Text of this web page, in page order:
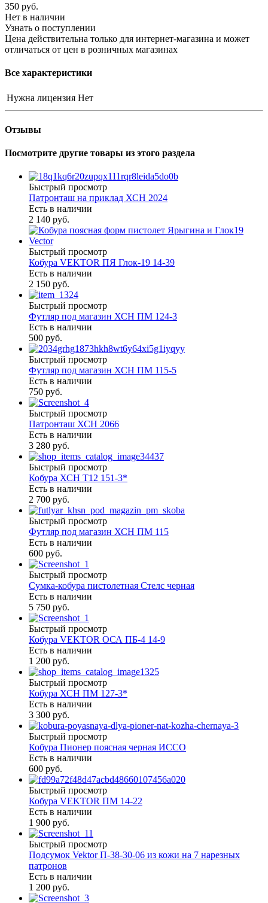
350 руб.
Нет в наличии
Узнать о поступлении
Цена действительна только для интернет-магазина и может
отличаться от цен в розничных магазинах
Все характеристики
Нужна лицензия Нет
Отзывы
Посмотрите другие товары из этого раздела
Быстрый просмотр
Патронташ на приклад ХСН 2024
Есть в наличии
2 140 руб.
Быстрый просмотр
Кобура VEKTOR ПЯ Глок-19 14-39
Есть в наличии
2 150 руб.
Быстрый просмотр
Футляр под магазин ХСН ПМ 124-3
Есть в наличии
500 руб.
Быстрый просмотр
Футляр под магазин ХСН ПМ 115-5
Есть в наличии
750 руб.
Быстрый просмотр
Патронташ ХСН 2066
Есть в наличии
3 280 руб.
Быстрый просмотр
Кобура ХСН Т12 151-3*
Есть в наличии
2 700 руб.
Быстрый просмотр
Футляр под магазин ХСН ПМ 115
Есть в наличии
600 руб.
Быстрый просмотр
Сумка-кобура пистолетная Стелс черная
Есть в наличии
5 750 руб.
Быстрый просмотр
Кобура VEKTOR ОСА ПБ-4 14-9
Есть в наличии
1 200 руб.
Быстрый просмотр
Кобура ХСН ПМ 127-3*
Есть в наличии
3 300 руб.
Быстрый просмотр
Кобура Пионер поясная черная ИССО
Есть в наличии
600 руб.
Быстрый просмотр
Кобура VEKTOR ПМ 14-22
Есть в наличии
1 900 руб.
Быстрый просмотр
Подсумок Vektor П-38-30-06 из кожи на 7 нарезных
патронов
Есть в наличии
1 200 руб.